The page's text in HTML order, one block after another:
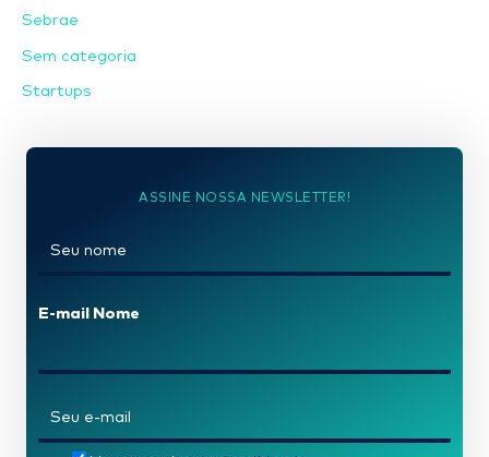
Sebrae
Sem categoria
Startups
ASSINE NOSSA NEWSLETTER!
E-mail Nome
-